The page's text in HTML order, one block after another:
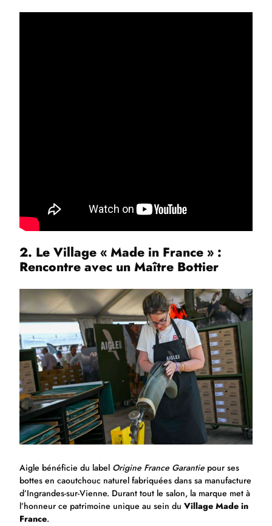
2. Le Village « Made in France » :
Rencontre avec un Maître Bottier
Aigle bénéficie du label Origine France Garantie pour ses
bottes en caoutchouc naturel fabriquées dans sa manufacture
d’Ingrandes-sur-Vienne. Durant tout le salon, la marque met à
l’honneur ce patrimoine unique au sein du Village Made in
France.